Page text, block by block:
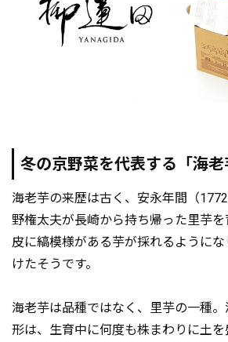
冬の京野菜を代表する「海老
海老芋の来歴は古く、安永年間（
野権太夫が長崎から持ち帰った里芋を
皮に縞模様がある芋が採れるように
けたそうです。
海老芋は品種ではなく、里芋の一種
形は、生育中に何度も株まわりに土